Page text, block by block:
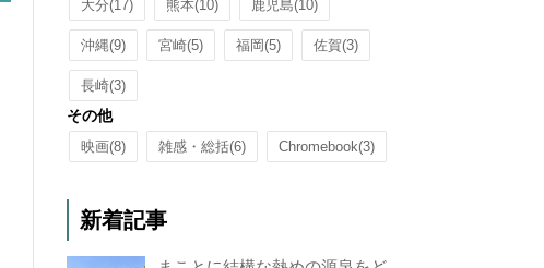
大分(17) 熊本(10) 鹿児島(10)
沖縄(9) 宮崎(5) 福岡(5) 佐賀(3)
長崎(3)
その他
映画(8) 雑感・総括(6) Chromebook(3)
新着記事